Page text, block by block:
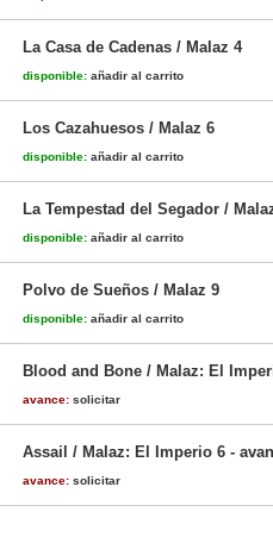
La Casa de Cadenas / Malaz 4
disponible: añadir al carrito
Los Cazahuesos / Malaz 6
disponible: añadir al carrito
La Tempestad del Segador /
disponible: añadir al carrito
Polvo de Sueños / Malaz 9
disponible: añadir al carrito
Blood and Bone / Malaz: El
avance: solicitar
Assail / Malaz: El Imperio 6 -
avance: solicitar